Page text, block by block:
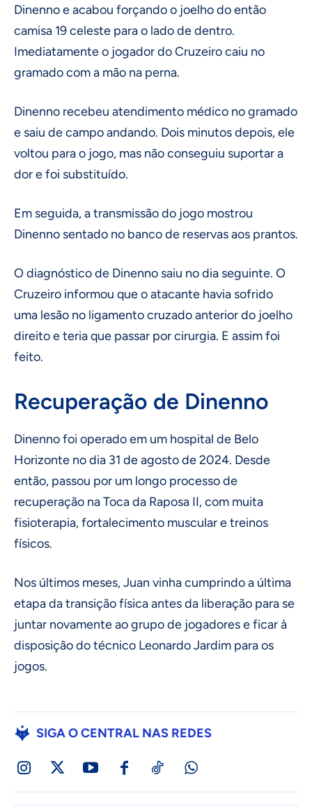
Dinenno e acabou forçando o joelho do então
camisa 19 celeste para o lado de dentro.
Imediatamente o jogador do Cruzeiro caiu no
gramado com a mão na perna.
Dinenno recebeu atendimento médico no gramado
e saiu de campo andando. Dois minutos depois, ele
voltou para o jogo, mas não conseguiu suportar a
dor e foi substituído.
Em seguida, a transmissão do jogo mostrou
Dinenno sentado no banco de reservas aos prantos.
O diagnóstico de Dinenno saiu no dia seguinte. O
Cruzeiro informou que o atacante havia sofrido
uma lesão no ligamento cruzado anterior do joelho
direito e teria que passar por cirurgia. E assim foi
feito.
Recuperação de Dinenno
Dinenno foi operado em um hospital de Belo
Horizonte no dia 31 de agosto de 2024. Desde
então, passou por um longo processo de
recuperação na Toca da Raposa II, com muita
fisioterapia, fortalecimento muscular e treinos
físicos.
Nos últimos meses, Juan vinha cumprindo a última
etapa da transição física antes da liberação para se
juntar novamente ao grupo de jogadores e ficar à
disposição do técnico Leonardo Jardim para os
jogos.
SIGA O CENTRAL NAS REDES